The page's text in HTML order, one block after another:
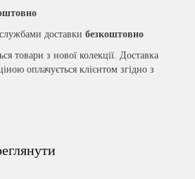
доставки безкоштовно
товари з нової колекції. Доставка
оплачується клієнтом згідно з